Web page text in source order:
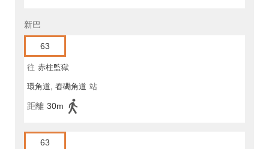
新巴
63
往 赤柱監獄
環角道, 舂磡角道 站
距離 30m
63